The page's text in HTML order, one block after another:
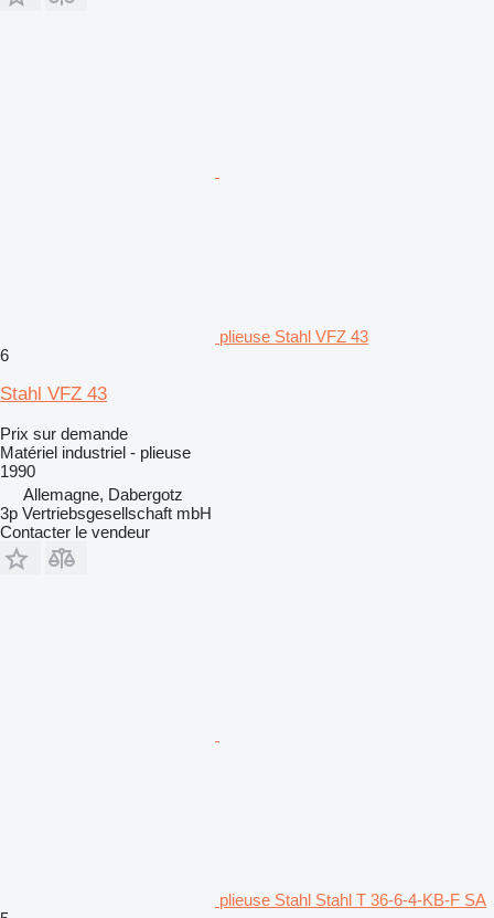
plieuse Stahl VFZ 43
6
Stahl VFZ 43
Prix sur demande
Matériel industriel - plieuse
1990
Allemagne, Dabergotz
3p Vertriebsgesellschaft mbH
Contacter le vendeur
plieuse Stahl Stahl T 36-6-4-KB-F SA